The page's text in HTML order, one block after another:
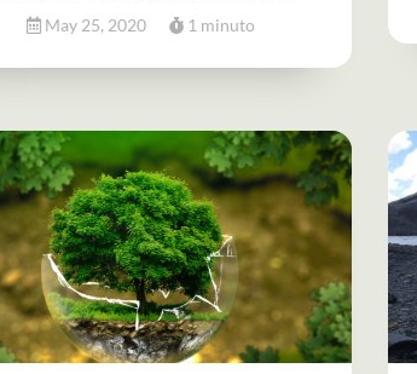
May 25, 2020 1 minuto